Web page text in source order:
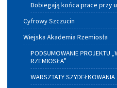
Dobiegają końca prace przy
Cyfrowy Szczucin
Wiejska Akademia Rzemiosła
PODSUMOWANIE PROJEKTU
RZEMIOSŁA”
WARSZTATY SZYDEŁKOWANIA